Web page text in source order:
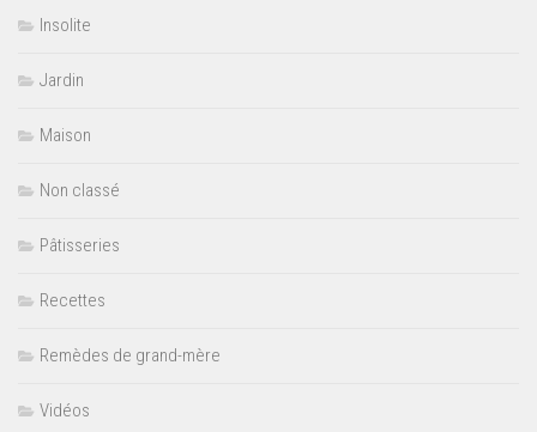
Insolite
Jardin
Maison
Non classé
Pâtisseries
Recettes
Remèdes de grand-mère
Vidéos